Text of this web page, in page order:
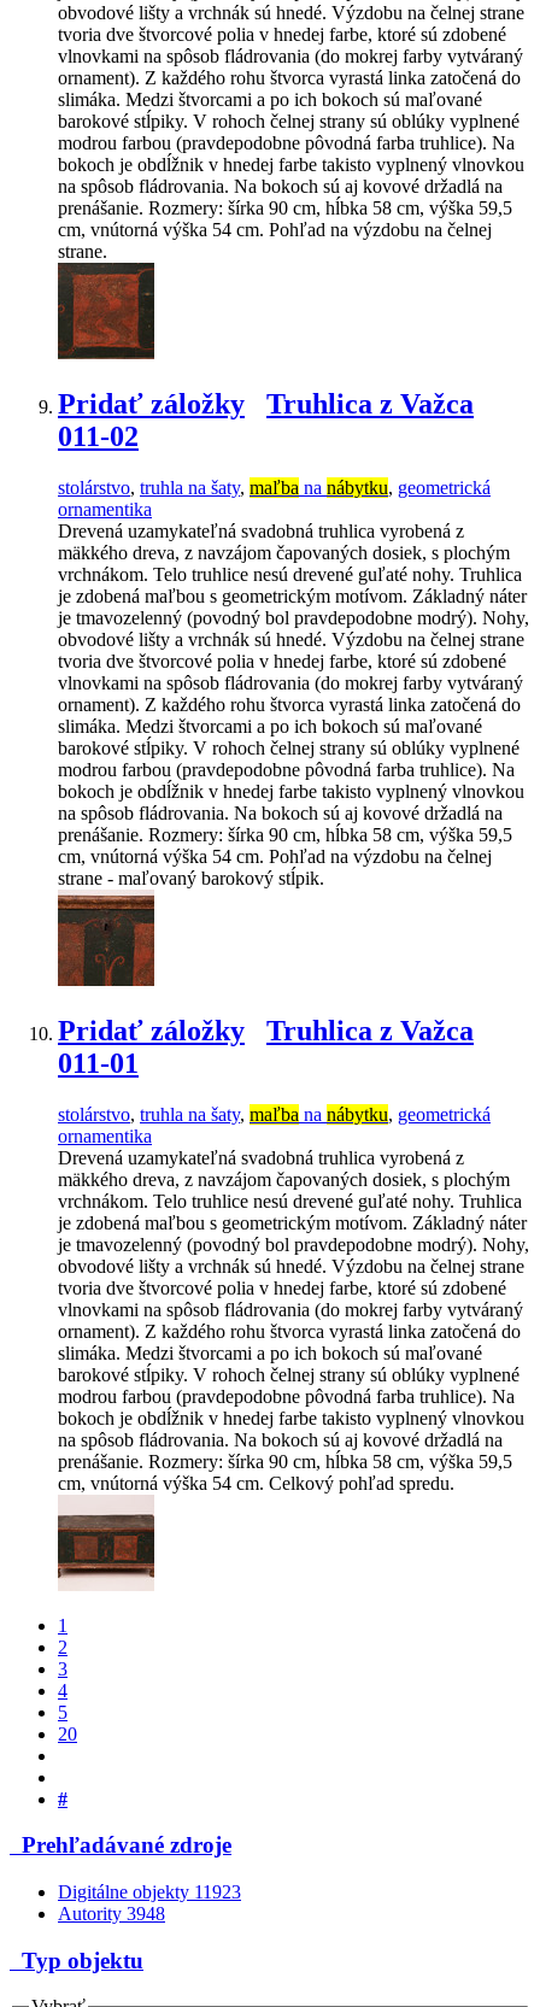
obvodové lišty a vrchnák sú hnedé. Výzdobu na čelnej strane
tvoria dve štvorcové polia v hnedej farbe, ktoré sú zdobené
vlnovkami na spôsob fládrovania (do mokrej farby vytváraný
ornament). Z každého rohu štvorca vyrastá linka zatočená do
slimáka. Medzi štvorcami a po ich bokoch sú maľované
barokové stĺpiky. V rohoch čelnej strany sú oblúky vyplnené
modrou farbou (pravdepodobne pôvodná farba truhlice). Na
bokoch je obdĺžnik v hnedej farbe takisto vyplnený vlnovkou
na spôsob fládrovania. Na bokoch sú aj kovové držadlá na
prenášanie. Rozmery: šírka 90 cm, hĺbka 58 cm, výška 59,5
cm, vnútorná výška 54 cm. Pohľad na výzdobu na čelnej
strane.
Pridať záložky
Truhlica z Važca
011-02
stolárstvo, truhla na šaty, maľba na nábytku, geometrická
ornamentika
Drevená uzamykateľná svadobná truhlica vyrobená z
mäkkého dreva, z navzájom čapovaných dosiek, s plochým
vrchnákom. Telo truhlice nesú drevené guľaté nohy. Truhlica
je zdobená maľbou s geometrickým motívom. Základný náter
je tmavozelenný (povodný bol pravdepodobne modrý). Nohy,
obvodové lišty a vrchnák sú hnedé. Výzdobu na čelnej strane
tvoria dve štvorcové polia v hnedej farbe, ktoré sú zdobené
vlnovkami na spôsob fládrovania (do mokrej farby vytváraný
ornament). Z každého rohu štvorca vyrastá linka zatočená do
slimáka. Medzi štvorcami a po ich bokoch sú maľované
barokové stĺpiky. V rohoch čelnej strany sú oblúky vyplnené
modrou farbou (pravdepodobne pôvodná farba truhlice). Na
bokoch je obdĺžnik v hnedej farbe takisto vyplnený vlnovkou
na spôsob fládrovania. Na bokoch sú aj kovové držadlá na
prenášanie. Rozmery: šírka 90 cm, hĺbka 58 cm, výška 59,5
cm, vnútorná výška 54 cm. Pohľad na výzdobu na čelnej
strane - maľovaný barokový stĺpik.
Pridať záložky
Truhlica z Važca
011-01
stolárstvo, truhla na šaty, maľba na nábytku, geometrická
ornamentika
Drevená uzamykateľná svadobná truhlica vyrobená z
mäkkého dreva, z navzájom čapovaných dosiek, s plochým
vrchnákom. Telo truhlice nesú drevené guľaté nohy. Truhlica
je zdobená maľbou s geometrickým motívom. Základný náter
je tmavozelenný (povodný bol pravdepodobne modrý). Nohy,
obvodové lišty a vrchnák sú hnedé. Výzdobu na čelnej strane
tvoria dve štvorcové polia v hnedej farbe, ktoré sú zdobené
vlnovkami na spôsob fládrovania (do mokrej farby vytváraný
ornament). Z každého rohu štvorca vyrastá linka zatočená do
slimáka. Medzi štvorcami a po ich bokoch sú maľované
barokové stĺpiky. V rohoch čelnej strany sú oblúky vyplnené
modrou farbou (pravdepodobne pôvodná farba truhlice). Na
bokoch je obdĺžnik v hnedej farbe takisto vyplnený vlnovkou
na spôsob fládrovania. Na bokoch sú aj kovové držadlá na
prenášanie. Rozmery: šírka 90 cm, hĺbka 58 cm, výška 59,5
cm, vnútorná výška 54 cm. Celkový pohľad spredu.
1
2
3
4
5
20
#
Prehľadávané zdroje
Digitálne objekty 11923
Autority 3948
Typ objektu